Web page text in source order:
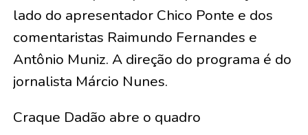
lado do apresentador Chico Ponte e dos
comentaristas Raimundo Fernandes e
Antônio Muniz. A direção do programa é do
jornalista Márcio Nunes.
Craque Dadão abre o quadro